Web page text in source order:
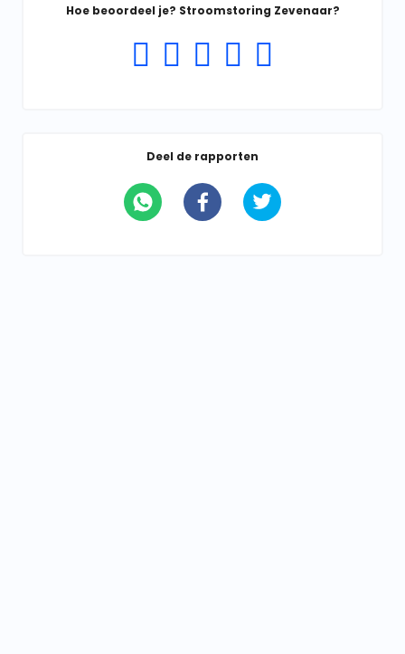
Hoe beoordeel je? Stroomstoring Zevenaar?
Deel de rapporten